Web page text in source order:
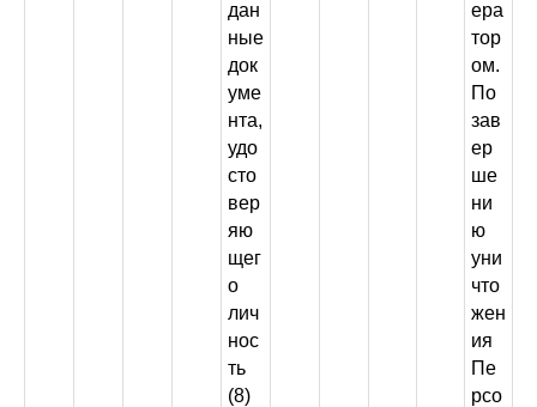
дан
ные
док
уме
нта,
удо
сто
вер
яю
щег
о
лич
нос
ть
(8)
ера
тор
ом.
По
зав
ер
ше
ни
ю
уни
что
жен
ия
Пе
рсо